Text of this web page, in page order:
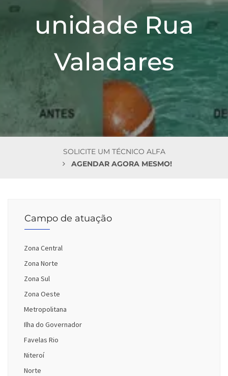
unidade Rua
Valadares
SOLICITE UM TÉCNICO ALFA
AGENDAR AGORA MESMO!
Campo de atuação
Zona Central
Zona Norte
Zona Sul
Zona Oeste
Metropolitana
Ilha do Governador
Favelas Rio
Niteroí
Norte